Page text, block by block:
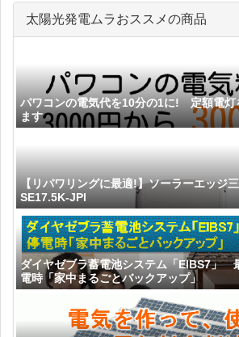
太陽光発電ムラおススメの商品
パワコンの電気代を10分の1に! 定額電灯
ます
【リパワリングに最適!】ソーラーエッジ
SE17.5K-JPI
ダイヤゼブラ蓄電池システム「EIBS7
電時「家中まるごとバックアップ」